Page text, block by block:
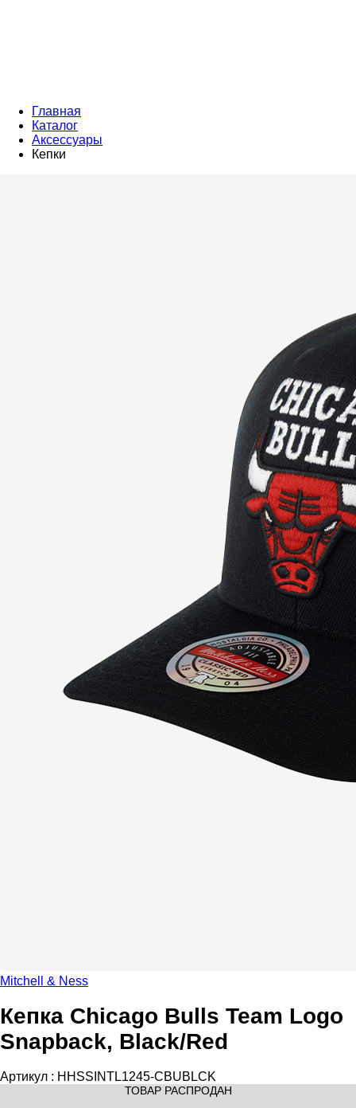
Главная
Каталог
Аксессуары
Кепки
Mitchell & Ness
Кепка Chicago Bulls Team Logo
Snapback, Black/Red
Артикул : HHSSINTL1245-CBUBLCK
ТОВАР РАСПРОДАН